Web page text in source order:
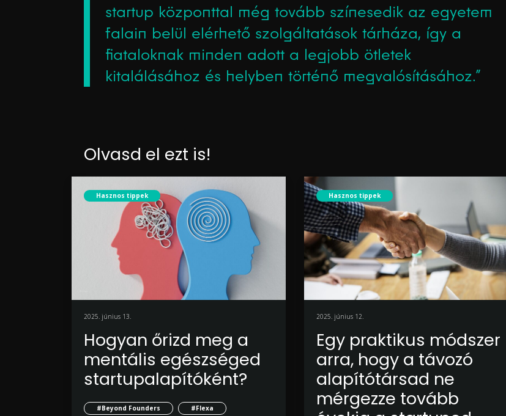
startup központtal még tovább színesedik az egyetem
falain belül elérhető szolgáltatások tárháza, így a
fiataloknak minden adott a legjobb ötletek
kitalálásához és helyben történő megvalósításához.”
Olvasd el ezt is!
Hasznos tippek
2025. június 13.
Hogyan őrizd meg a
mentális egészséged
startupalapítóként?
#Beyond Founders #Flexa
Hasznos tippek
2025. június 12.
Egy praktikus módszer
arra, hogy a távozó
alapítótársad ne
mérgezze tovább